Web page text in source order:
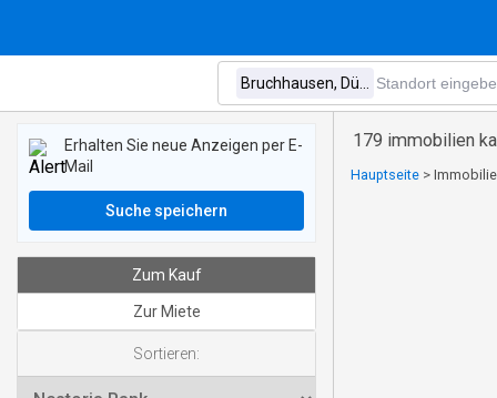
179 immobilien
Hauptseite >
Erhalten Sie neue Anzeigen per E-
Mail
Suche speichern
Zum Kauf
Zur Miete
Sortieren: